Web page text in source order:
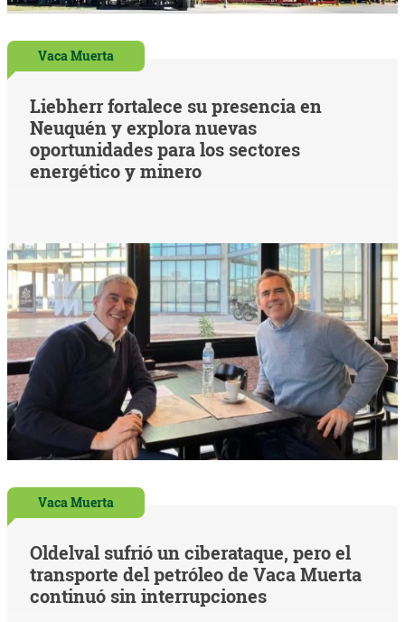
Vaca Muerta
Liebherr fortalece su presencia en
Neuquén y explora nuevas
oportunidades para los sectores
energético y minero
Vaca Muerta
Oldelval sufrió un ciberataque, pero el
transporte del petróleo de Vaca Muerta
continuó sin interrupciones